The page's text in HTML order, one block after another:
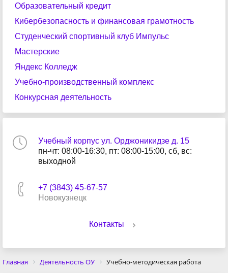
Образовательный кредит
Кибербезопасность и финансовая грамотность
Студенческий спортивный клуб Импульс
Мастерские
Яндекс Колледж
Учебно-производственный комплекс
Конкурсная деятельность
Учебный корпус ул. Орджоникидзе д. 15
пн-чт: 08:00-16:30, пт: 08:00-15:00, сб, вс:
выходной
+7 (3843) 45-67-57
Новокузнецк
Контакты
Главная Деятельность ОУ Учебно-методическая работа